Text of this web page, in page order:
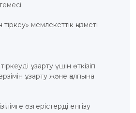
тіркеу» мемлекеттік қызметі
ұзарту үшін өткізіп
ұзарту және қалпына
өзгерістерді енгізу